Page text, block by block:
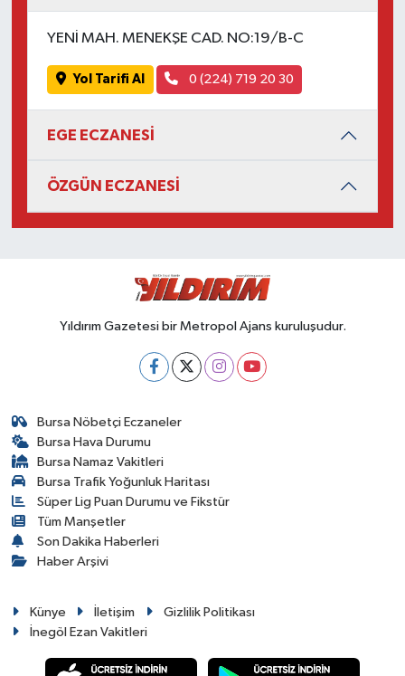
YENİ MAH. MENEKŞE CAD. NO:19/B-C
Yol Tarifi Al 0 (224) 719 20 30
EGE ECZANESİ
ÖZGÜN ECZANESİ
Yıldırım Gazetesi bir Metropol Ajans kuruluşudur.
Bursa Nöbetçi Eczaneler
Bursa Hava Durumu
Bursa Namaz Vakitleri
Bursa Trafik Yoğunluk Haritası
Süper Lig Puan Durumu ve Fikstür
Tüm Manşetler
Son Dakika Haberleri
Haber Arşivi
Künye İletişim
Gizlilik Politikası
İnegöl Ezan Vakitleri